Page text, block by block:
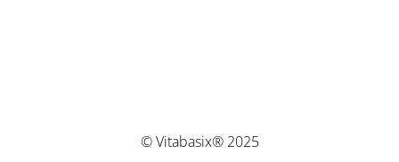
© Vitabasix® 2025